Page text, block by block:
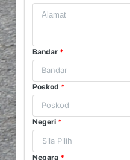
Bandar *
Poskod *
Negeri *
Sila Pilih
Negara *